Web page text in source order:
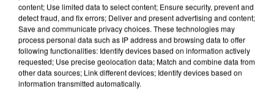
content; Use limited data to select content; Ensure security, prevent and
detect fraud, and fix errors; Deliver and present advertising and content;
Save and communicate privacy choices. These technologies may
process personal data such as IP address and browsing data to offer
following functionalities: Identify devices based on information actively
requested; Use precise geolocation data; Match and combine data from
other data sources; Link different devices; Identify devices based on
information transmitted automatically.